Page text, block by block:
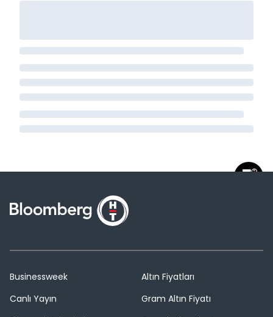
Businessweek
Canlı Yayın
Altın Fiyatları
Gram Altın Fiyatı